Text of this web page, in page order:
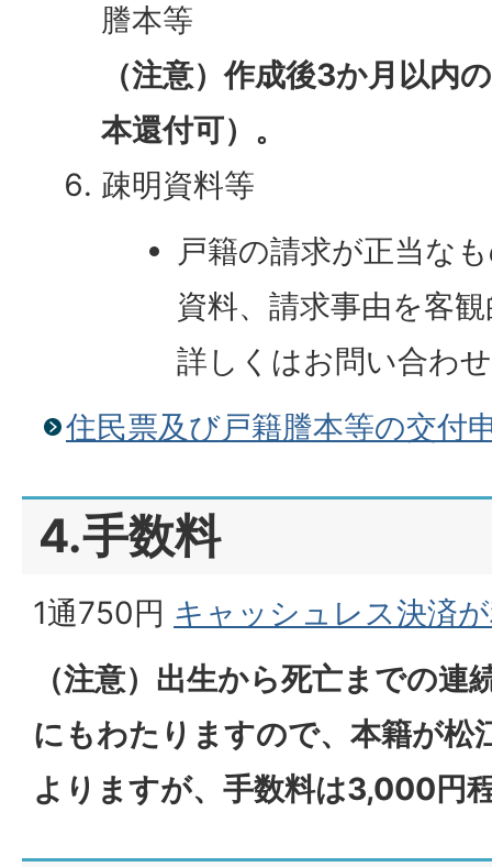
謄本等
（注意）作成後3か月以内
本還付可）。
疎明資料等
戸籍の請求が正当な
資料、請求事由を客
詳しくはお問い合わ
住民票及び戸籍謄本等の交付
4.手数料
1通750円 キャッシュレス決済
（注意）出生から死亡までの連
にもわたりますので、本籍が松
よりますが、手数料は3,000円